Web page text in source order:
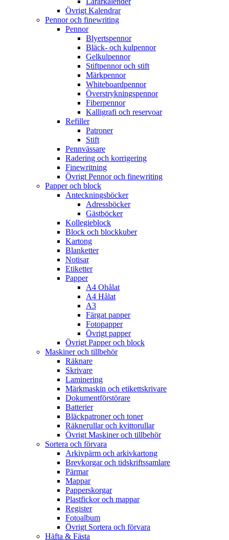
Övrigt Kalendrar
Pennor och finewriting
Pennor
Blyertspennor
Bläck- och kulpennor
Gelkulpennor
Stiftpennor och stift
Märkpennor
Whiteboardpennor
Överstrykningspennor
Fiberpennor
Kalligrafi och reservoar
Refiller
Patroner
Stift
Pennvässare
Radering och korrigering
Finewritning
Övrigt Pennor och finewriting
Papper och block
Anteckningsböcker
Adressböcker
Gästböcker
Kollegieblock
Block och blockkuber
Kartong
Blanketter
Notisar
Etiketter
Papper
A4 Ohålat
A4 Hålat
A3
Färgat papper
Fotopapper
Övrigt papper
Övrigt Papper och block
Maskiner och tillbehör
Räknare
Skrivare
Laminering
Märkmaskin och etikettskrivare
Dokumentförstörare
Batterier
Bläckpatroner och toner
Räknerullar och kvittorullar
Övrigt Maskiner och tillbehör
Sortera och förvara
Arkivpärm och arkivkartong
Brevkorgar och tidskriftssamlare
Pärmar
Mappar
Papperskorgar
Plastfickor och mappar
Register
Fotoalbum
Övrigt Sortera och förvara
Häfta & Fästa